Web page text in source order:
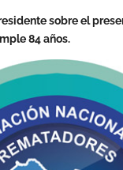
sobre el
84 años.